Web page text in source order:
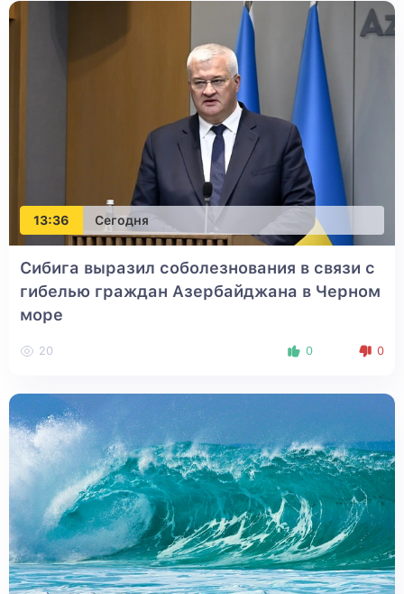
13:36 Сегодня
Сибига выразил соболезнования в связи с
гибелью граждан Азербайджана в Черном
море
20 0 0